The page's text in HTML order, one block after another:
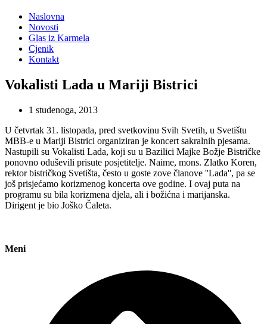
Naslovna
Novosti
Glas iz Karmela
Cjenik
Kontakt
Vokalisti Lada u Mariji Bistrici
1 studenoga, 2013
U četvrtak 31. listopada, pred svetkovinu Svih Svetih, u Svetištu
MBB-e u Mariji Bistrici organiziran je koncert sakralnih pjesama.
Nastupili su Vokalisti Lada, koji su u Bazilici Majke Božje Bistričke
ponovno oduševili prisute posjetitelje. Naime, mons. Zlatko Koren,
rektor bistričkog Svetišta, često u goste zove članove ''Lada'', pa se
još prisjećamo korizmenog koncerta ove godine. I ovaj puta na
programu su bila korizmena djela, ali i božićna i marijanska.
Dirigent je bio Joško Čaleta.
Meni